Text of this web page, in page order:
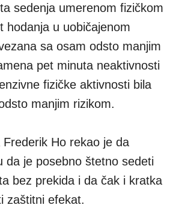
sedenja umerenom fizičkom
hodanja u uobičajenom
sa osam odsto manjim
pet minuta neaktivnosti
fizičke aktivnosti bila
manjim rizikom.
Ho rekao je da
da je posebno štetno sedeti
bez prekida i da čak i kratka
zaštitni efekat.